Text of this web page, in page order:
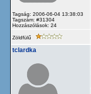
Tagság: 2006-06-04 13:38:03
Tagszám: #31304
Hozzászólások: 24
Zöldfülű
tclardka